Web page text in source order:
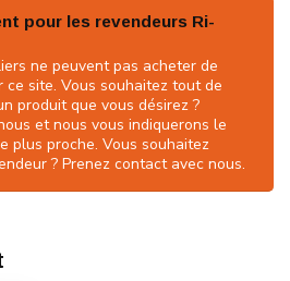
pour les revendeurs Ri-
ne peuvent pas acheter de
ce site. Vous souhaitez tout de
produit que vous désirez ?
et nous vous indiquerons le
plus proche. Vous souhaitez
? Prenez contact avec nous.